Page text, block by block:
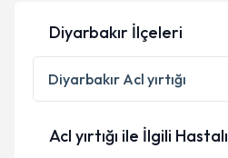
Kişisel verilerimin
Metni'ni okudum ve
kapsamda işlenmesini
Diyarbakır İlçeleri
Diyarbakır Acl yırtığı
Acl yırtığı ile İlgili